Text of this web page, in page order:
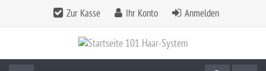
Zur Kasse Ihr Konto Anmelden